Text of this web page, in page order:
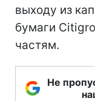
выходу из
бумаги
частям.
Не